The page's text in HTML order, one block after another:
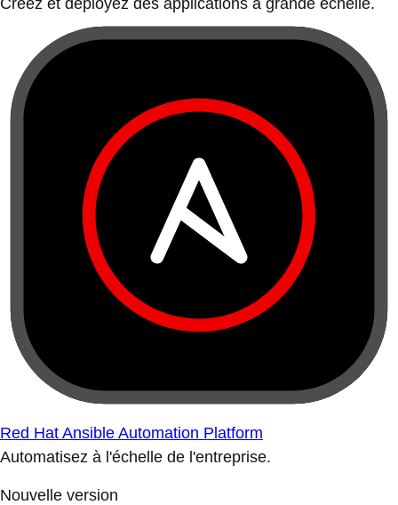
Créez et déployez des applications à grande échelle.
Red Hat Ansible Automation Platform
Automatisez à l'échelle de l'entreprise.
Nouvelle version